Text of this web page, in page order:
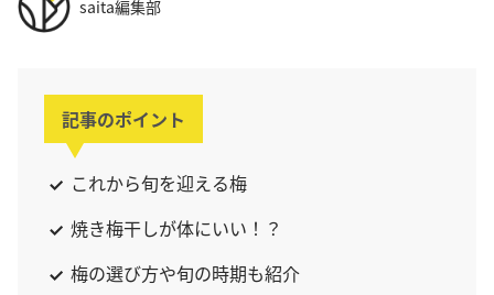
saita編集部
記事のポイント
これから旬を迎える梅
焼き梅干しが体にいい！？
梅の選び方や旬の時期も紹介